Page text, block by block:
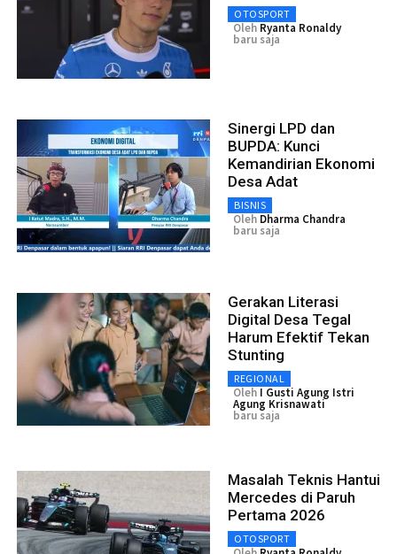
OTOSPORT
Oleh Ryanta Ronaldy
baru saja
Sinergi LPD dan
BUPDA: Kunci
Kemandirian Ekonomi
Desa Adat
BISNIS
Oleh Dharma Chandra
baru saja
Gerakan Literasi
Digital Desa Tegal
Harum Efektif Tekan
Stunting
REGIONAL
Oleh I Gusti Agung Istri
Agung Krisnawati
baru saja
Masalah Teknis Hantui
Mercedes di Paruh
Pertama 2026
OTOSPORT